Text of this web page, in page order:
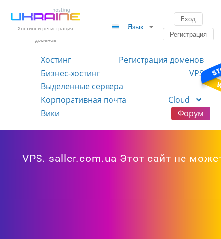
Хостинг и регистрация
доменов
Язык
Вход
Регистрация
Хостинг
Регистрация доменов
Бизнес-хостинг
VPS
Выделенные сервера
Корпоративная почта
Cloud
Вики
Форум
VPS. saller.com.ua Этот сайт не может